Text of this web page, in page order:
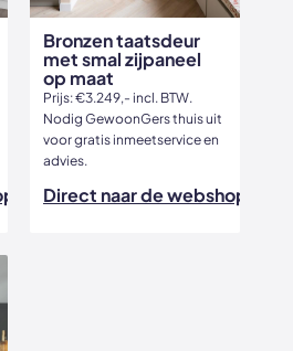
Bronzen taatsdeur
met smal zijpaneel
op maat
Prijs: €3.249,- incl. BTW.
Nodig GewoonGers thuis uit
voor gratis inmeetservice en
advies.
Direct naar de webshop